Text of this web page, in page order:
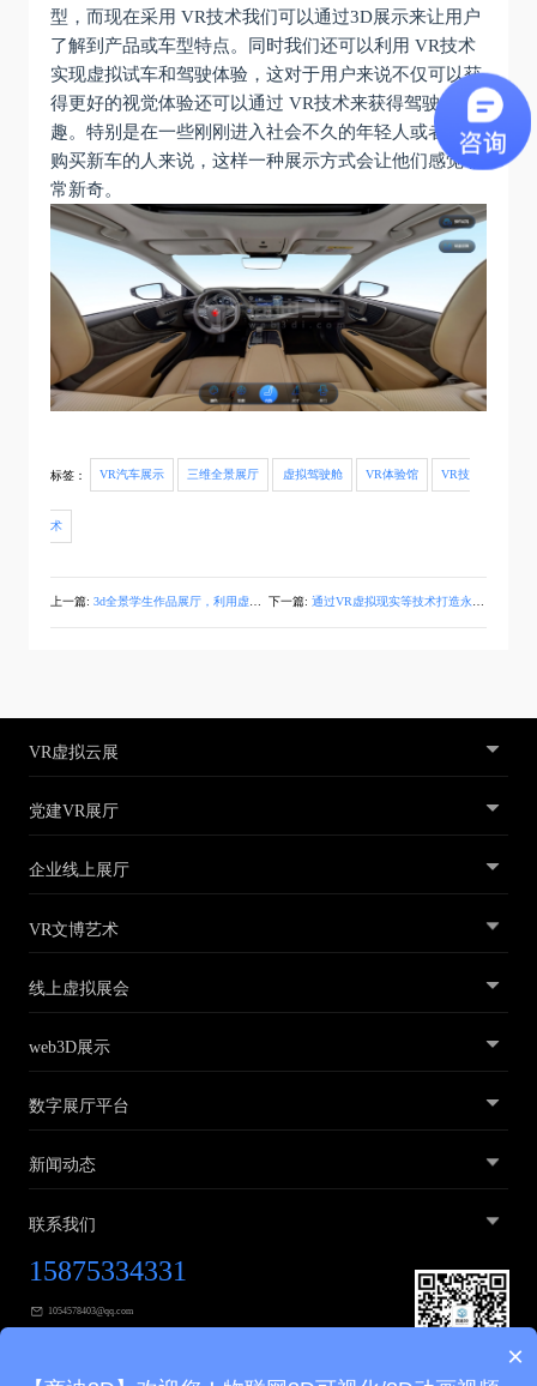
型，而现在采用 VR技术我们可以通过3D展示来让用户
了解到产品或车型特点。同时我们还可以利用 VR技术
实现虚拟试车和驾驶体验，这对于用户来说不仅可以获
得更好的视觉体验还可以通过 VR技术来获得驾驶乐
趣。特别是在一些刚刚进入社会不久的年轻人或者想要
购买新车的人来说，这样一种展示方式会让他们感觉非
常新奇。
标签： VR汽车展示 三维全景展厅 虚拟驾驶舱 VR体验馆 VR技
术
上一篇: 3d全景学生作品展厅，利用虚拟现实技术打造VR体验馆 下一篇: 通过VR虚拟现实等技术打造永不落幕的线上Web3d虚拟展厅
VR虚拟云展
党建VR展厅
企业线上展厅
VR文博艺术
线上虚拟展会
web3D展示
数字展厅平台
新闻动态
联系我们
15875334331
1054578403@qq.com
×